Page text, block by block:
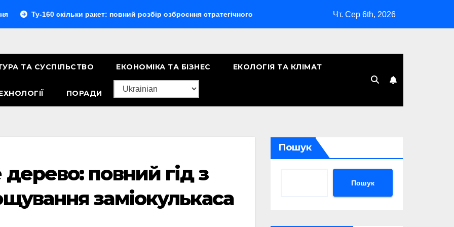
160 скільки ракет: повний розбір озброєння стратегічного бомбардувальника Скільки років Києву: символічна
Чт. Сер 6th, 2026
ТА СУСПІЛЬСТВО ЕКОНОМІКА ТА БІЗНЕС ЕКОЛОГІЯ ТА КЛІМАТ
ПОРАДИ
повний гід з
заміокулькаса
Пошук
Пошук